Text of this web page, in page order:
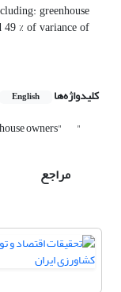
greenhouse
% of variance of
کلیدواژه‌ها English
owners" "
مراجع